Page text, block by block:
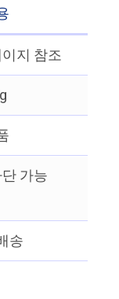
지 참조
가능
송